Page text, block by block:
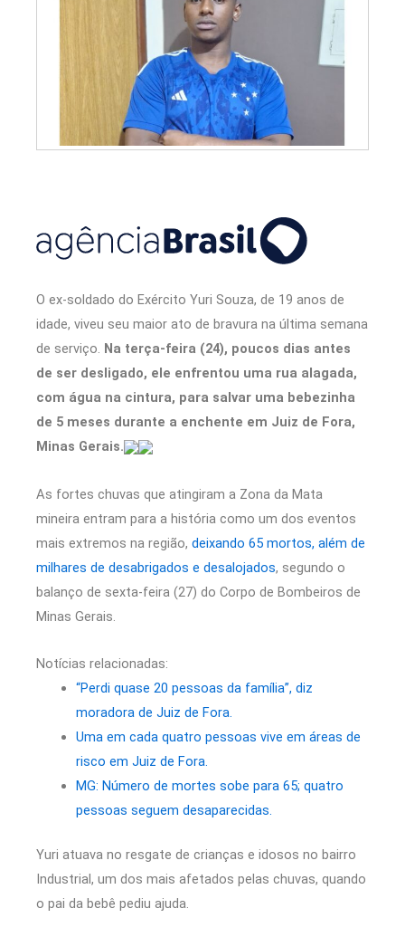
O ex-soldado do Exército Yuri Souza, de 19 anos de
idade, viveu seu maior ato de bravura na última semana
de serviço. Na terça-feira (24), poucos dias antes
de ser desligado, ele enfrentou uma rua alagada,
com água na cintura, para salvar uma bebezinha
de 5 meses durante a enchente em Juiz de Fora,
Minas Gerais.
As fortes chuvas que atingiram a Zona da Mata
mineira entram para a história como um dos eventos
mais extremos na região, deixando 65 mortos, além de
milhares de desabrigados e desalojados, segundo o
balanço de sexta-feira (27) do Corpo de Bombeiros de
Minas Gerais.
Notícias relacionadas:
“Perdi quase 20 pessoas da família”, diz
moradora de Juiz de Fora.
Uma em cada quatro pessoas vive em áreas de
risco em Juiz de Fora.
MG: Número de mortes sobe para 65; quatro
pessoas seguem desaparecidas.
Yuri atuava no resgate de crianças e idosos no bairro
Industrial, um dos mais afetados pelas chuvas, quando
o pai da bebê pediu ajuda.